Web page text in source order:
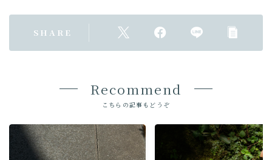
SHARE
Recommend
こちらの記事もどうぞ